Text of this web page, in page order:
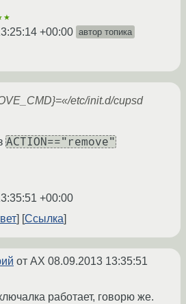
+00:00 автор топика
etc/init.d/cupsd
ACTION=="remove"
+00:00
Ссылка
от AX 08.09.2013 13:35:51
работает, говорю же.